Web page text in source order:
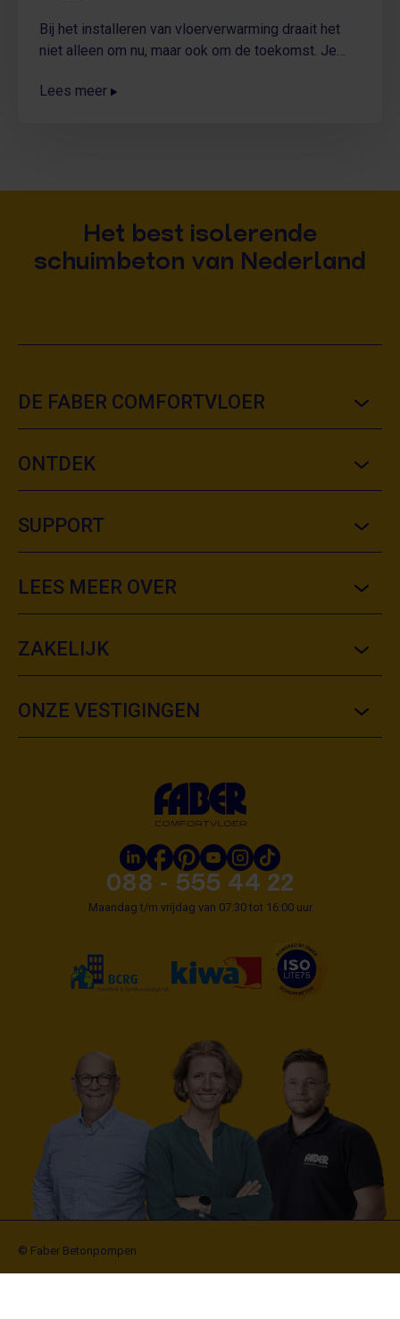
Bij het installeren van vloerverwarming draait het
niet alleen om nu, maar ook om de toekomst. Je
zonde zijn als je straks wéér je vloer open moet
Lees meer
Het best isolerende
schuimbeton van Nederland
088 - 555 44 22
Maandag t/m vrijdag van 07:30 tot 16:00 uur
DE FABER COMFORTVLOER
ONTDEK
SUPPORT
LEES MEER OVER
ZAKELIJK
ONZE VESTIGINGEN
© Faber Betonpompen